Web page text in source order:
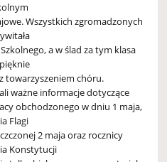
Wszystkich zgromadzonych
a w ślad za tym klasa
towarzyszeniem chóru.
ważne informacje dotyczące
obchodzonego w dniu 1 maja,
Flagi
2 maja oraz rocznicy
Konstytucji